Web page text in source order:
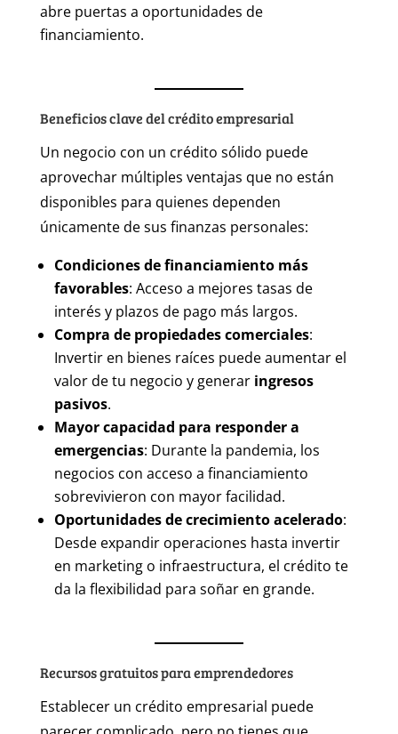
abre puertas a oportunidades de
financiamiento.
Beneficios clave del crédito empresarial
Un negocio con un crédito sólido puede
aprovechar múltiples ventajas que no están
disponibles para quienes dependen
únicamente de sus finanzas personales:
Condiciones de financiamiento más
favorables: Acceso a mejores tasas de
interés y plazos de pago más largos.
Compra de propiedades comerciales:
Invertir en bienes raíces puede aumentar el
valor de tu negocio y generar ingresos
pasivos.
Mayor capacidad para responder a
emergencias: Durante la pandemia, los
negocios con acceso a financiamiento
sobrevivieron con mayor facilidad.
Oportunidades de crecimiento acelerado:
Desde expandir operaciones hasta invertir
en marketing o infraestructura, el crédito te
da la flexibilidad para soñar en grande.
Recursos gratuitos para emprendedores
Establecer un crédito empresarial puede